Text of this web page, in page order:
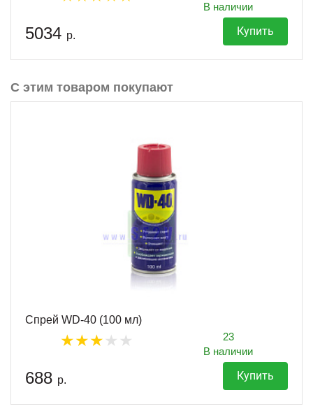
В наличии
5034 р. Купить
С этим товаром покупают
Спрей WD-40 (100 мл)
23
В наличии
688 р. Купить